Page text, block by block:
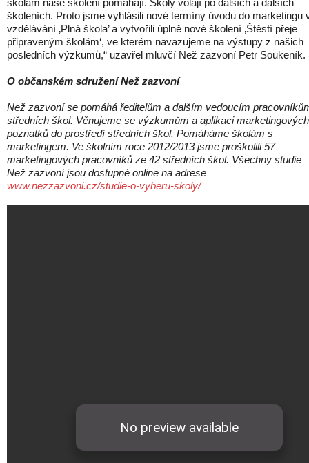
školám naše školení pomáhají. Školy volají po dalších a dalších
školeních. Proto jsme vyhlásili nové termíny úvodu do marketingu
vzdělávání ‚Plná škola’ a vytvořili úplně nové školení ‚Štěstí přeje
připraveným školám‘, ve kterém navazujeme na výstupy z našich
posledních výzkumů,“ uzavřel mluvčí Než zazvoní Petr Soukeník.
O občanském sdružení Než zazvoní
Než zazvoní se pomáhá ředitelům a dalším vedoucím
středních škol. Věnujeme se výzkumům a aplikaci marketingových
poznatků do prostředí středních škol. Pomáháme školám s
marketingem. Ve školním roce 2012/2013 jsme proškolili 57
marketingových pracovníků ze 42 středních škol. Všechny studie
Než zazvoní jsou dostupné online na adrese
www.nezzazvoni.cz/studie-o-vyberu-skoly/